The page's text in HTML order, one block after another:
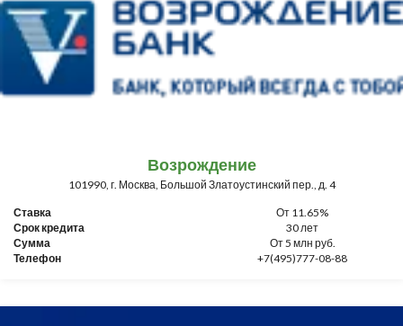
Возрождение
101990, г. Москва, Большой Златоустинский пер., д. 4
Ставка
От 11.65%
Срок кредита
30 лет
Сумма
От 5 млн руб.
Телефон
+7(495)777-08-88